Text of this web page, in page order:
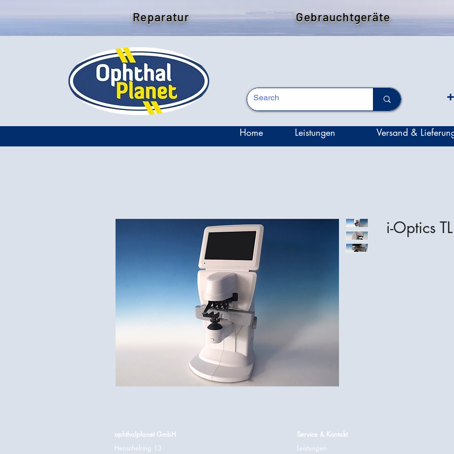
Reparatur Gebrauchtgeräte
Home Leistungen Versand &
i-Optics
ophthalplanet GmbH
Henschelring 13
Service & Kontakt
Leistungen